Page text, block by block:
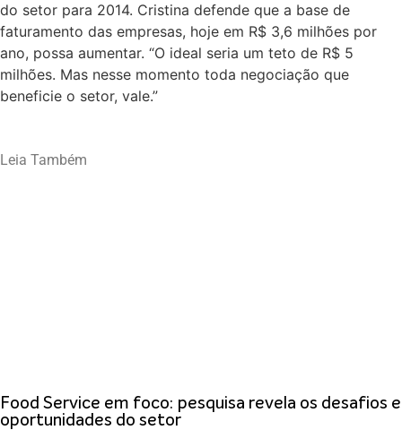
do setor para 2014. Cristina defende que a base de
faturamento das empresas, hoje em R$ 3,6 milhões por
ano, possa aumentar. “O ideal seria um teto de R$ 5
milhões. Mas nesse momento toda negociação que
beneficie o setor, vale.”
Leia Também
Food Service em foco: pesquisa revela os desafios e
oportunidades do setor